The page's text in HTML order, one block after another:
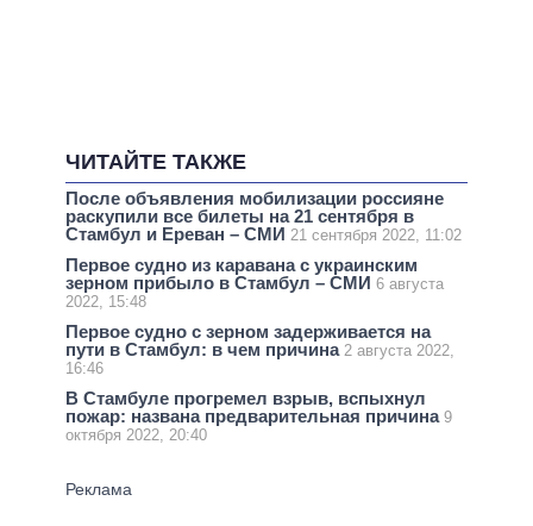
ЧИТАЙТЕ ТАКЖЕ
После объявления мобилизации россияне
раскупили все билеты на 21 сентября в
Стамбул и Ереван – СМИ 21 сентября 2022, 11:02
Первое судно из каравана с украинским
зерном прибыло в Стамбул – СМИ 6 августа
2022, 15:48
Первое судно с зерном задерживается на
пути в Стамбул: в чем причина 2 августа 2022,
16:46
В Стамбуле прогремел взрыв, вспыхнул
пожар: названа предварительная причина 9
октября 2022, 20:40